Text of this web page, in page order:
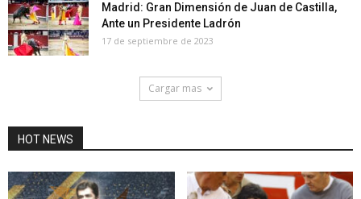
Madrid: Gran Dimensión de Juan de Castilla,
Ante un Presidente Ladrón
17 de septiembre de 2023
Cargar mas
HOT NEWS